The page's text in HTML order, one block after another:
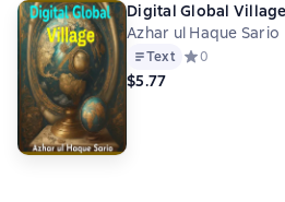
Digital Global Village
Azhar ul Haque Sario
Text Средний
0
$5.77